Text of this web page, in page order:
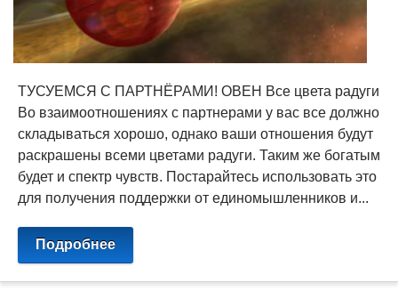
ТУСУЕМСЯ С ПАРТНЁРАМИ! ОВЕН Все цвета радуги
Во взаимоотношениях с партнерами у вас все должно
складываться хорошо, однако ваши отношения будут
раскрашены всеми цветами радуги. Таким же богатым
будет и спектр чувств. Постарайтесь использовать это
для получения поддержки от единомышленников и...
Подробнее